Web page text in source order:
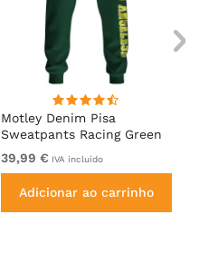
Motley Denim Pisa
Sweatpants Racing Green
39,99 € IVA incluído
Adicionar ao carrinho